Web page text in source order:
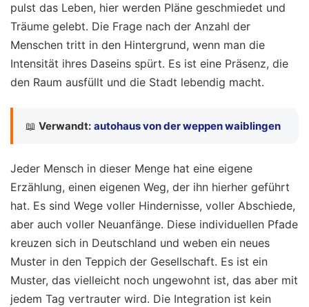
pulst das Leben, hier werden Pläne geschmiedet und
Träume gelebt. Die Frage nach der Anzahl der
Menschen tritt in den Hintergrund, wenn man die
Intensität ihres Daseins spürt. Es ist eine Präsenz, die
den Raum ausfüllt und die Stadt lebendig macht.
📖 Verwandt: autohaus von der weppen waiblingen
Jeder Mensch in dieser Menge hat eine eigene
Erzählung, einen eigenen Weg, der ihn hierher geführt
hat. Es sind Wege voller Hindernisse, voller Abschiede,
aber auch voller Neuanfänge. Diese individuellen Pfade
kreuzen sich in Deutschland und weben ein neues
Muster in den Teppich der Gesellschaft. Es ist ein
Muster, das vielleicht noch ungewohnt ist, das aber mit
jedem Tag vertrauter wird. Die Integration ist kein